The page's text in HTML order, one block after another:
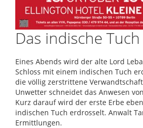
Das indische Tuch
Eines Abends wird der alte Lord
Schloss mit einem indischen Tuch
die völlig zerstrittene
Unwetter schneidet das Anwesen
Kurz darauf wird der erste Erbe
indischen Tuch erdrosselt. Anwalt
Ermittlungen.